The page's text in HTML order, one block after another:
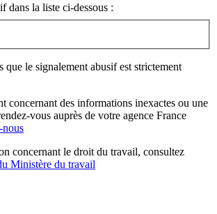
dans la liste ci-dessous :
que le signalement abusif est strictement
concernant des informations inexactes ou une
vous auprès de votre agence France
nous
concernant le droit du travail, consultez
Ministère du travail